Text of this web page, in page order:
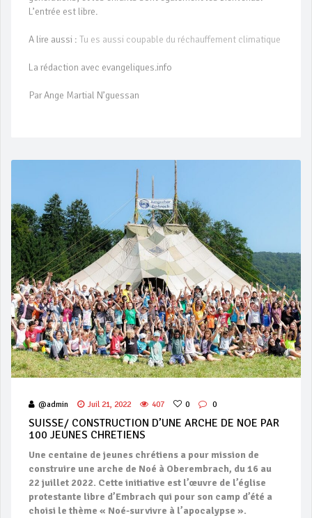
L’entrée est libre.
A lire aussi : Tu es aussi coupable du réchauffement climatique
La rédaction avec evangeliques.info
Par Ange Martial N’guessan
@admin Juil 21, 2022 407 0 0
SUISSE/ CONSTRUCTION D’UNE ARCHE DE NOE PAR
100 JEUNES CHRETIENS
Une centaine de jeunes chrétiens a pour mission de
construire une arche de Noé à Oberembrach, du 16 au
22 juillet 2022. Cette initiative est l’œuvre de l’église
protestante libre d’Embrach qui pour son camp d’été a
choisi le thème « Noé-survivre à l’apocalypse ».